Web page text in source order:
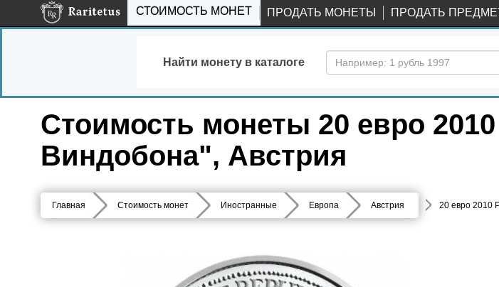
СТОИМОСТЬ МОНЕТ ПРОДАТЬ МОНЕТЫ ПРОДАТЬ
Найти монету в каталоге
Стоимость монеты 20 евро
Виндобона", Австрия
Главная Стоимость монет Иностранные Европа Австрия 20 евро 2010